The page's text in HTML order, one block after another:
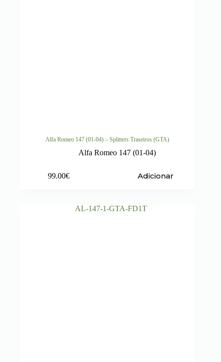
Alfa Romeo 147 (01-04) – Splitters Traseiros (GTA)
Alfa Romeo 147 (01-04)
99.00€ Adicionar